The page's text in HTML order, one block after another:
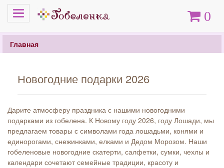
Меню Корзина
0
Главная
Новогодние подарки 2026
Дарите атмосферу праздника с нашими новогодними
подарками из гобелена. К Новому году 2026, году Лошади, мы
предлагаем товары с символами года лошадьми, конями и
единорогами, снежинками, елками и Дедом Морозом. Наши
гобеленовые новогодние скатерти, салфетки, сумки, чехлы и
календари сочетают семейные традиции, красоту и